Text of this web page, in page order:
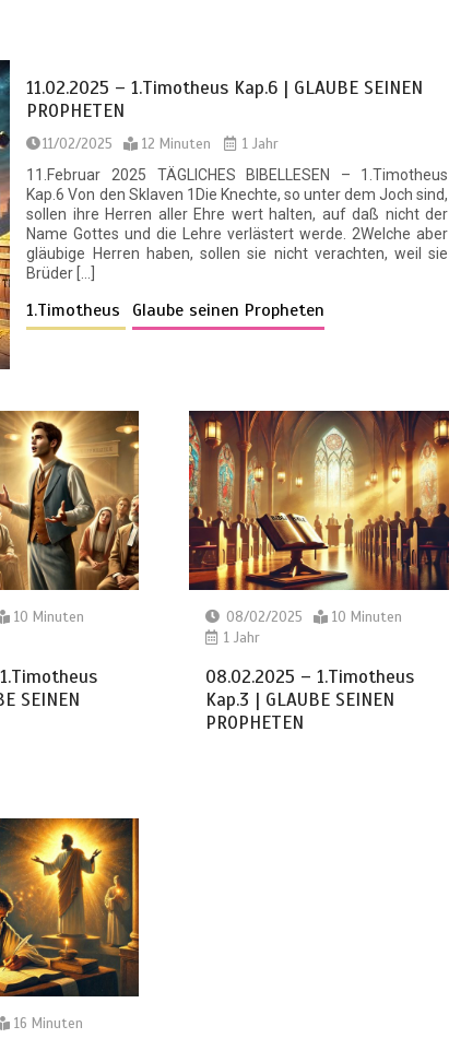
11.02.2025 – 1.Timotheus Kap.6 | GLAUBE SEINEN
PROPHETEN
11/02/2025 12 Minuten
1 Jahr
11.Februar 2025 TÄGLICHES BIBELLESEN – 1.Timotheus
Kap.6 Von den Sklaven 1Die Knechte, so unter dem Joch sind,
sollen ihre Herren aller Ehre wert halten, auf daß nicht der
Name Gottes und die Lehre verlästert werde. 2Welche aber
gläubige Herren haben, sollen sie nicht verachten, weil sie
Brüder […]
1.Timotheus Glaube seinen Propheten
10 Minuten
SEINEN
08/02/2025
10 Minuten
1 Jahr
08.02.2025 – 1.Timotheus
Kap.3 | GLAUBE SEINEN
PROPHETEN
16 Minuten